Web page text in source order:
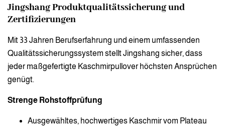
Jingshang Produktqualitätssicherung und
Zertifizierungen
Mit 33 Jahren Berufserfahrung und einem umfassenden
Qualitätssicherungssystem stellt Jingshang sicher, dass
jeder maßgefertigte Kaschmirpullover höchsten Ansprüchen
genügt.
Strenge Rohstoffprüfung
Ausgewähltes, hochwertiges Kaschmir vom Plateau